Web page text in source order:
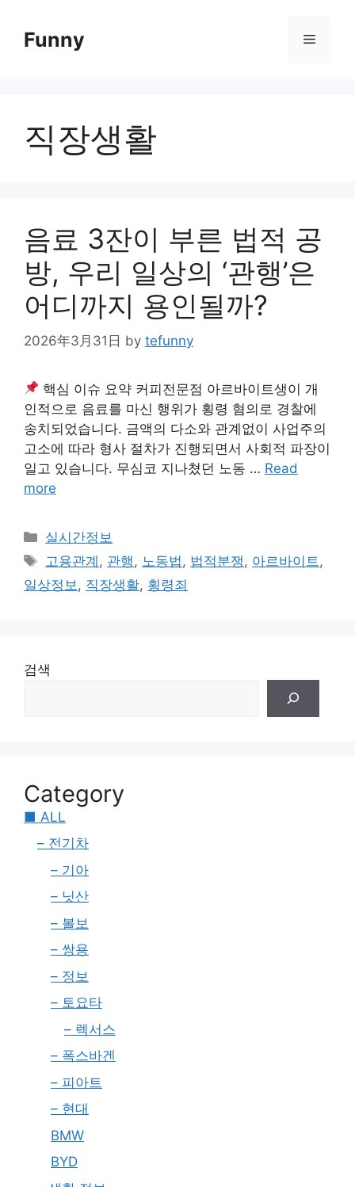
contentFunny Menu
직장생활
음료 3잔이 부른 법적 공
방, 우리 일상의 ‘관행’은
어디까지 용인될까?
2026年3月31日 by tefunny
핵심 이슈 요약 커피전문점 아르바이트생이 개
인적으로 음료를 마신 행위가 횡령 혐의로 경찰에
송치되었습니다. 금액의 다소와 관계없이 사업주의
고소에 따라 형사 절차가 진행되면서 사회적 파장이
일고 있습니다. 무심코 지나쳤던 노동 … Read
more
Categories
실시간정보
Tags
고용관계 , 관행 , 노동법 , 법적분쟁 , 아르바이트 ,
일상정보 , 직장생활, 횡령죄
검색
Category
■ ALL
– 전기차
– 기아
– 닛산
– 볼보
– 쌍용
– 정보
– 토요타
– 렉서스
– 폭스바겐
– 피아트
– 현대
BMW
BYD